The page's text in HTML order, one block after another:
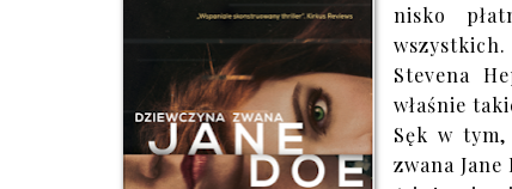
nisko
Stevena
właśnie
Sęk w
zwana